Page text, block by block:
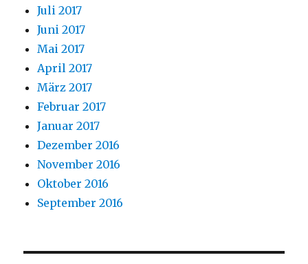
Juli 2017
Juni 2017
Mai 2017
April 2017
März 2017
Februar 2017
Januar 2017
Dezember 2016
November 2016
Oktober 2016
September 2016